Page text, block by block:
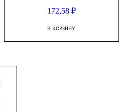
172,58 ₽
В КОРЗИНУ